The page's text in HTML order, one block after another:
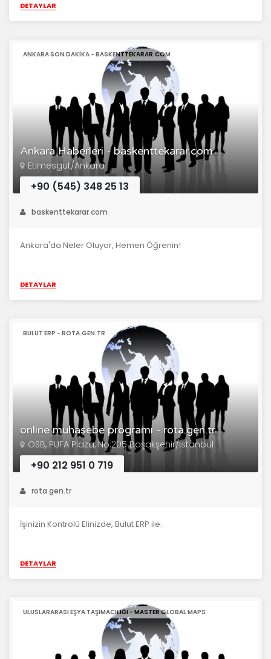
DETAYLAR
Ankara Haberleri - baskenttekarar.com
ANKARA SON DAKIKA - BASKENTTEKARAR.COM
Etimesgut/Ankara
+90 (545) 348 25 13
baskenttekarar.com
Ankara'da Neler Oluyor, Hemen Öğrenin!
DETAYLAR
online muhasebe programı - rota.gen.tr
BULUT ERP - ROTA.GEN.TR
OSB, PUFA Plaza, No:205 Başakşehir/İstanbul
+90 212 951 0 719
rota.gen.tr
İşinizin Kontrolü Elinizde, Bulut ERP ile.
DETAYLAR
ULUSLARARASI EŞYA TAŞIMACILIĞI - MASTER GLOBAL MAPS